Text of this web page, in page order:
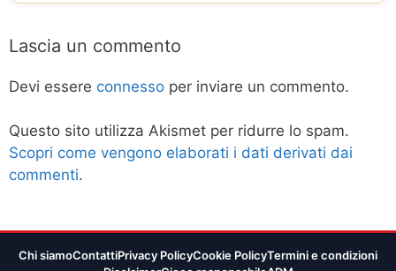
Lascia un commento
Devi essere connesso per inviare un commento.
Questo sito utilizza Akismet per ridurre lo spam.
Scopri come vengono elaborati i dati derivati dai
commenti.
Chi siamoContattiPrivacy PolicyCookie PolicyTermini e condizioni